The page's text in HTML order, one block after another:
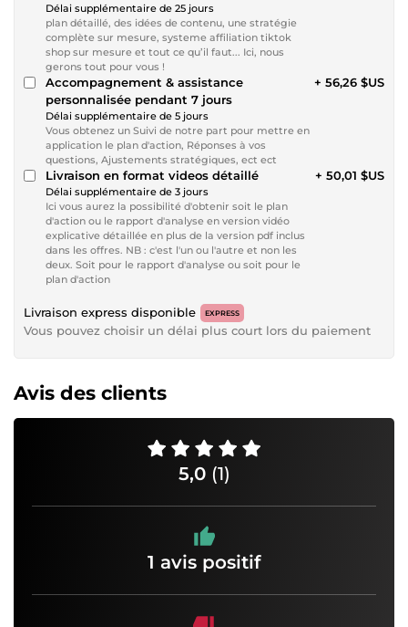
Délai supplémentaire de 25 jours
plan détaillé, des idées de contenu, une stratégie
complète sur mesure, systeme affiliation tiktok
shop sur mesure et tout ce qu’il faut... Ici, nous
gerons tout pour vous !
Accompagnement & assistance
personnalisée pendant 7 jours
Délai supplémentaire de 5 jours
Vous obtenez un Suivi de notre part pour mettre en
application le plan d'action, Réponses à vos
questions, Ajustements stratégiques, ect ect
+ 56,26 $US
Livraison en format videos détaillé
Délai supplémentaire de 3 jours
Ici vous aurez la possibilité d'obtenir soit le plan
d'action ou le rapport d'analyse en version vidéo
explicative détaillée en plus de la version pdf inclus
dans les offres. NB : c'est l'un ou l'autre et non les
deux. Soit pour le rapport d'analyse ou soit pour le
plan d'action
+ 50,01 $US
Livraison express disponible EXPRESS
Vous pouvez choisir un délai plus court lors du paiement
Avis des clients
5,0 (1)
1 avis positif